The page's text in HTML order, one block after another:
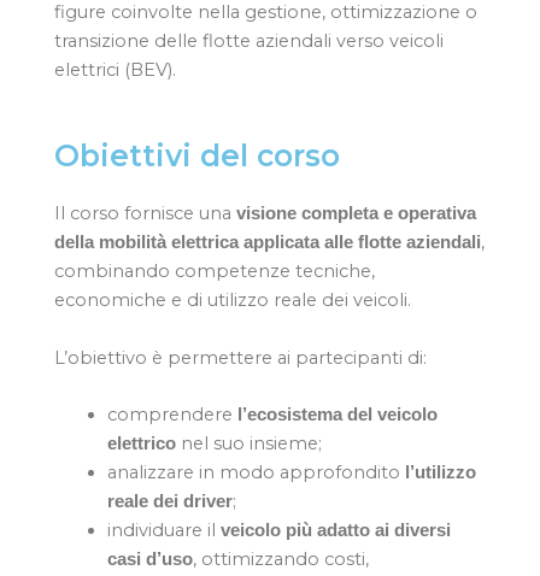
figure coinvolte nella gestione, ottimizzazione o
transizione delle flotte aziendali verso veicoli
elettrici (BEV).
Obiettivi del corso
Il corso fornisce una visione completa e operativa
della mobilità elettrica applicata alle flotte aziendali,
combinando competenze tecniche,
economiche e di utilizzo reale dei veicoli.
L’obiettivo è permettere ai partecipanti di:
comprendere
l’ecosistema del veicolo
elettriconel suo insieme;
analizzare in modo approfondito
l’utilizzo
reale dei driver;
individuare il veicolo più adatto ai diversi
casi d’uso, ottimizzando costi,